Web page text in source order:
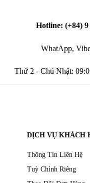
Hotline: (+84) 9
WhatApp,
Thứ 2 - Chủ Nhật:
DỊCH VỤ KHÁCH
Thông Tin Liên Hệ
Tuỳ Chỉnh Riêng